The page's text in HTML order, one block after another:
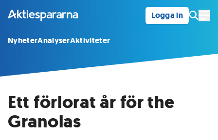
Logga in
NyheterAnalyserAktiviteter
Ett förlorat år för the
Granolas